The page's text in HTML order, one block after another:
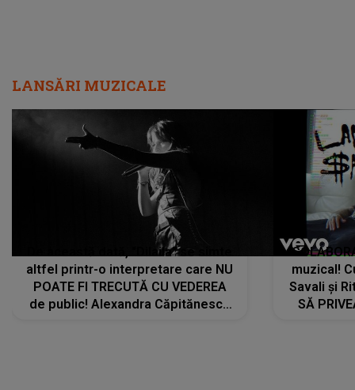
LANSĂRI MUZICALE
De această dată, "Dilaila" se simte
altfel printr-o interpretare care NU
POATE FI TRECUTĂ CU VEDEREA
de public! Alexandra Căpitănescu
muzical!
Savali și
SĂ